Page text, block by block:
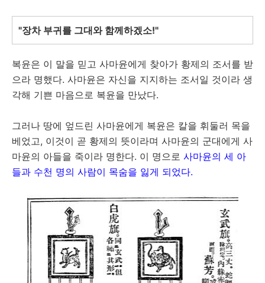
"장차 부귀를 그대와 함께하겠소!"
복윤은 이 말을 믿고 사마윤에게 찾아가 황제의 조서를 받
으라 명했다. 사마윤은 자신을 지지하는 조서일 것이라 생
각해 기쁜 마음으로 복윤을 만났다.
그러나 땅에 엎드린 사마윤에게 복윤은 칼을 휘둘러 목을
베었고, 이것이 곧 황제의 뜻이라며 사마윤의 군대에게 사
마윤의 아들을 죽이라 명한다. 이 명으로 사마윤의 세 아
들과 수천 명의 사람이 목숨을 잃게 되었다.